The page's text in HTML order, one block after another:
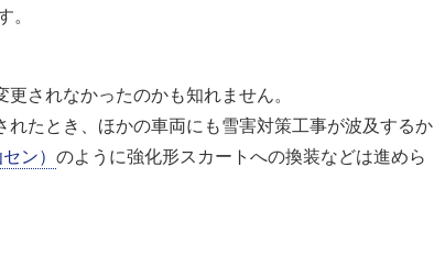
されなかったのかも知れません。
たとき、ほかの車両にも雪害対策工事が波及するか
ン） のように強化形スカートへの換装などは進めら